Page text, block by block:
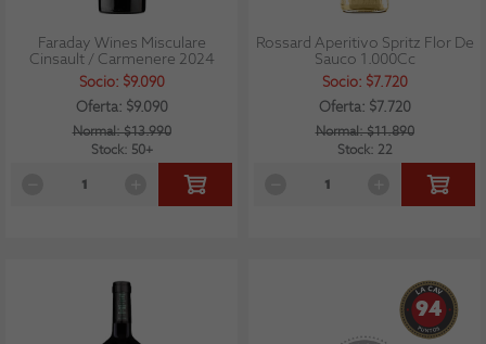
Faraday Wines Misculare
Cinsault / Carmenere 2024
Socio: $9.090
Oferta: $9.090
Normal: $13.990
Stock: 50+
Rossard Aperitivo Spritz Flor De
Sauco 1.000Cc
Socio: $7.720
Oferta: $7.720
Normal: $11.890
Stock: 22
94